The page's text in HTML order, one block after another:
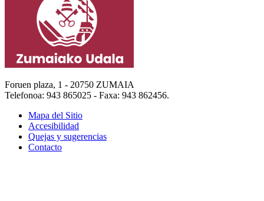
Foruen plaza, 1 - 20750 ZUMAIA
Telefonoa: 943 865025 - Faxa: 943 862456.
Mapa del Sitio
Accesibilidad
Quejas y sugerencias
Contacto